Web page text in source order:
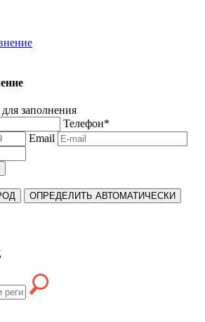
заполнения
Телефон*
Email
ОПРЕДЕЛИТЬ АВТОМАТИЧЕСКИ